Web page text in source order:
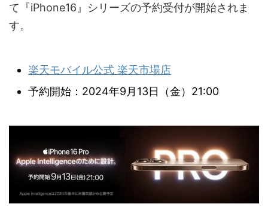
て『iPhone16』シリーズの予約受付が開始されま
す。
楽天モバイル公式 楽天市場店
予約開始：2024年9月13日（金）21:00